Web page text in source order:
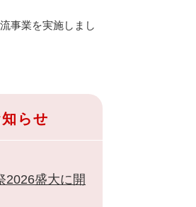
事業を実施しまし
らせ
2026盛大に開